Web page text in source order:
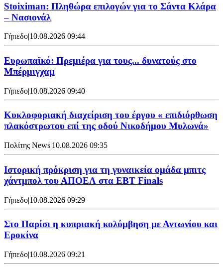
Stoiximan: Πληθώρα επιλογών για το Σάντα Κλάρα
– Νασιονάλ
Γήπεδο|10.08.2026 09:44
Ευρωπαϊκό: Πρεμιέρα για τους... δυνατούς στο
Μπέρμιγχαμ
Γήπεδο|10.08.2026 09:40
Κυκλοφοριακή διαχείριση του έργου « επιδιόρθωση
πλακόστρωτου επί της οδού Νικοδήμου Μυλωνά»
Πολίτης News|10.08.2026 09:35
Ιστορική πρόκριση για τη γυναικεία ομάδα μπιτς
χάντμπολ του ΑΠΟΕΛ στα EBT Finals
Γήπεδο|10.08.2026 09:29
Στο Παρίσι η κυπριακή κολύμβηση με Αντωνίου και
Εροκίνα
Γήπεδο|10.08.2026 09:21